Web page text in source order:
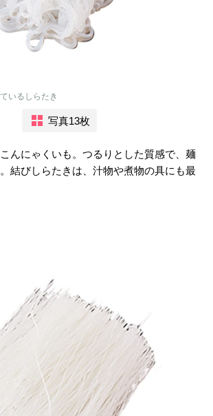
いるしらたき
写真13枚
んにゃくいも。つるりとした質感で、麺
結びしらたきは、汁物や煮物の具にも最